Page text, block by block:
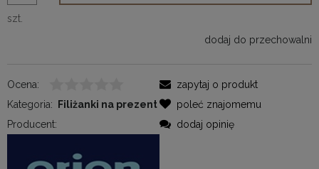
szt.
dodaj do przechowalni
Ocena:
Kategoria:
Filiżanki na prezent
Producent:
zapytaj o produkt
poleć znajomemu
dodaj opinię